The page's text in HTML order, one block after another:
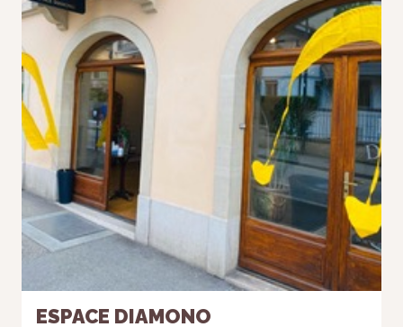
ESPACE DIAMONO
Nécessaire
Ces cookies ne
sont pas
facultatifs. Ils
sont